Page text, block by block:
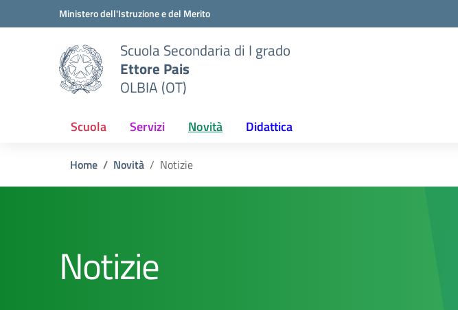
Vai ai contenuti
Vai al menu di navigazioneMinistero dell'Istruzione e del Merito
Scuola Secondaria di I grado
Ettore Pais
OLBIA (OT)
Scuola Servizi Novità Didattica
Home Novità Notizie
Notizie